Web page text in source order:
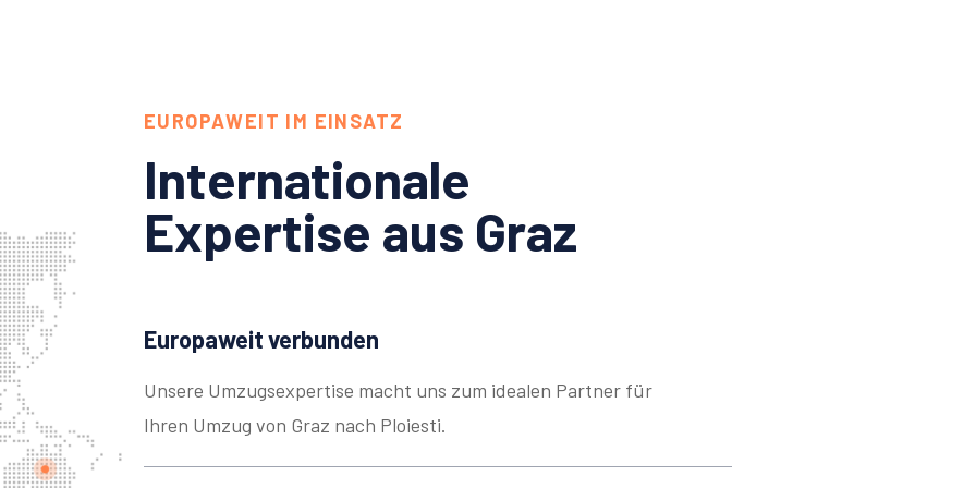
EUROPAWEIT IM EINSATZ
Internationale
Expertise aus Graz
Europaweit verbunden
Unsere Umzugsexpertise macht uns zum idealen Partner für
Ihren Umzug von Graz nach Ploiesti.